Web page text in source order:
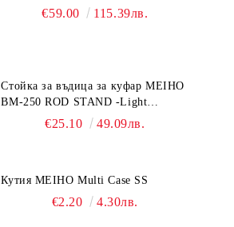
€59.00 115.39лв.
Стойка за въдица за куфар MEIHO
BM-250 ROD STAND -Light
Blue/Black color
€25.10 49.09лв.
Кутия MEIHO Multi Case SS
€2.20 4.30лв.